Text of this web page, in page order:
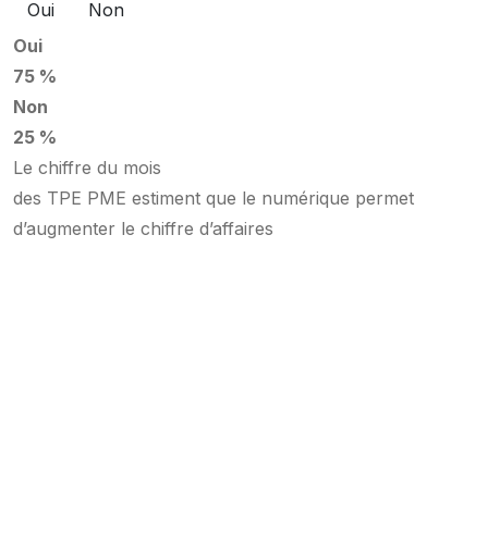
Oui
Non
Oui
75 %
Non
25 %
Le chiffre du mois
des TPE PME estiment que le numérique permet
d’augmenter le chiffre d’affaires